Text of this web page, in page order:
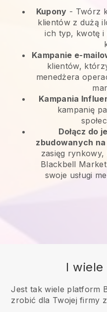
Kupony - Twórz
klientów z dużą
ich typ, kwotę i
Kampanie e-
klientów,
menedżera
Kampania
kampanię
Dołącz do
zbudowanych na
zasięg
Blackbell
swoje usługi
I
Jest tak wiele platform
zrobić dla Twojej firmy